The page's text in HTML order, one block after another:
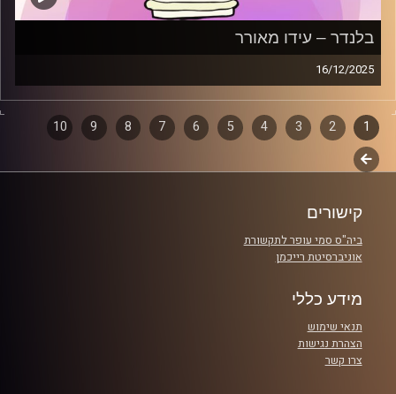
בלנדר – עידו מאורר
16/12/2025
מוזיקה קצבית חדשה עם עידו מאורר
קרדיט תמונות:AudioVersity
דפדוף
פרקים
1
2
3
4
5
6
7
8
9
10
לשלב
קישורים
ביה"ס סמי עופר לתקשורת
אוניברסיטת רייכמן
מידע כללי
תנאי שימוש
הצהרת נגישות
צרו קשר